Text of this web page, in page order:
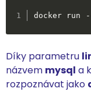
docker run
Díky parametru
názvem mysql a
rozpoznávat jako